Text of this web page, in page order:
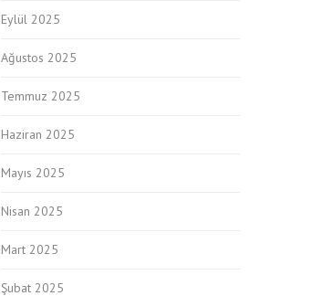
Eylül 2025
Ağustos 2025
Temmuz 2025
Haziran 2025
Mayıs 2025
Nisan 2025
Mart 2025
Şubat 2025